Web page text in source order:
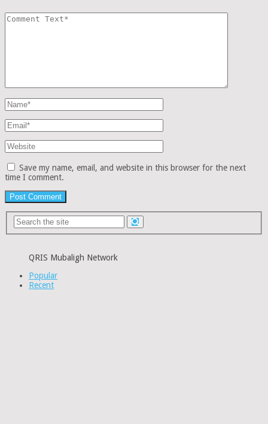
Save my name, email, and website in this browser for the next
time I comment.
QRIS Mubaligh Network
Popular
Recent